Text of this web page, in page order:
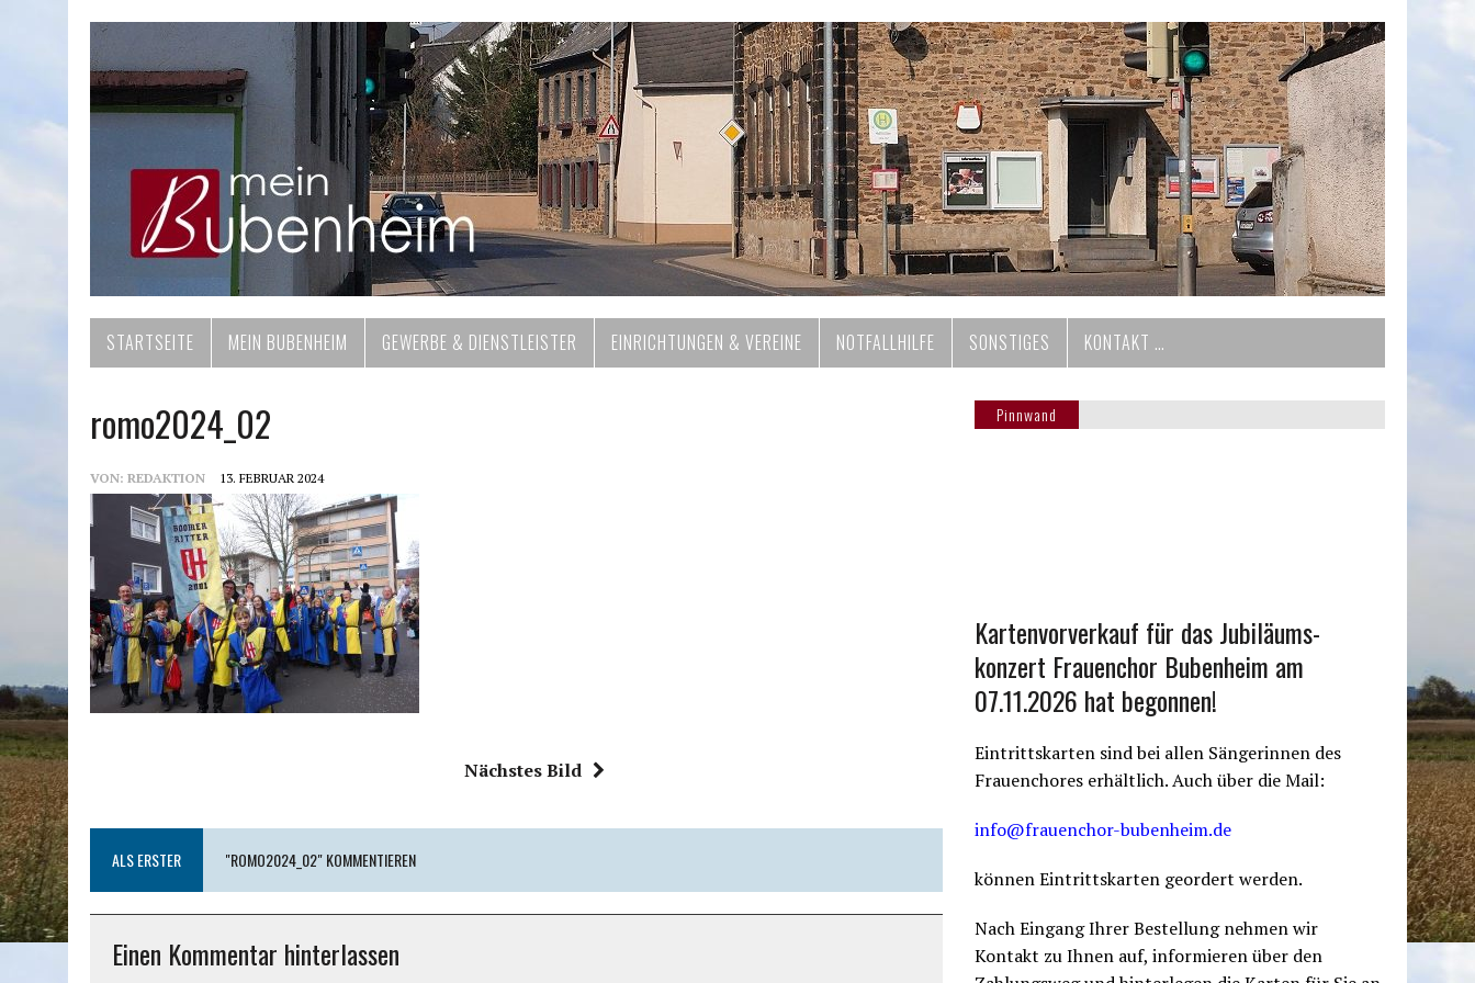
STARTSEITE MEIN BUBENHEIM GEWERBE & DIENSTLEISTER EINRICHTUNGEN & VEREINE NOTFALLHILFE SONSTIGES KONTAKT …
romo2024_02
VON: REDAKTION 13. FEBRUAR 2024
Nächstes Bild
ALS ERSTER "ROMO2024_02" KOMMENTIEREN
Einen Kommentar hinterlassen
Pinnwand
Kartenvorverkauf für das Jubiläums-
konzert Frauenchor Bubenheim am
07.11.2026 hat begonnen!
Eintrittskarten sind bei allen Sängerinnen des
Frauenchores erhältlich. Auch über die Mail:
info@frauenchor-bubenheim.de
können Eintrittskarten geordert werden.
Nach Eingang Ihrer Bestellung nehmen wir
Kontakt zu Ihnen auf, informieren über den